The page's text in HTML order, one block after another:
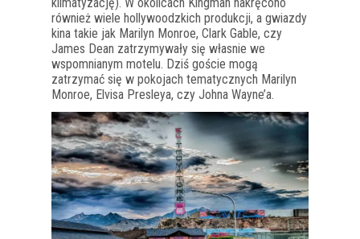
również wiele hollywoodzkich produkcji, a gwiazdy
kina takie jak Marilyn Monroe, Clark Gable, czy
James Dean zatrzymywały się własnie we
wspomnianym motelu. Dziś goście mogą
zatrzymać się w pokojach tematycznych Marilyn
Monroe, Elvisa Presleya, czy Johna Wayne’a.